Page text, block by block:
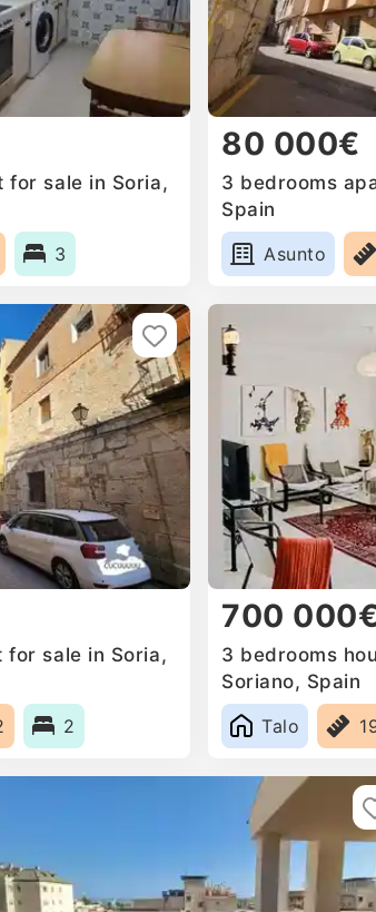
for sale in Soria,
3
80 000€
3 bedrooms
Spain
Asunto
for sale in Soria,
2
700
3 bedrooms
Soriano, Spain
Talo